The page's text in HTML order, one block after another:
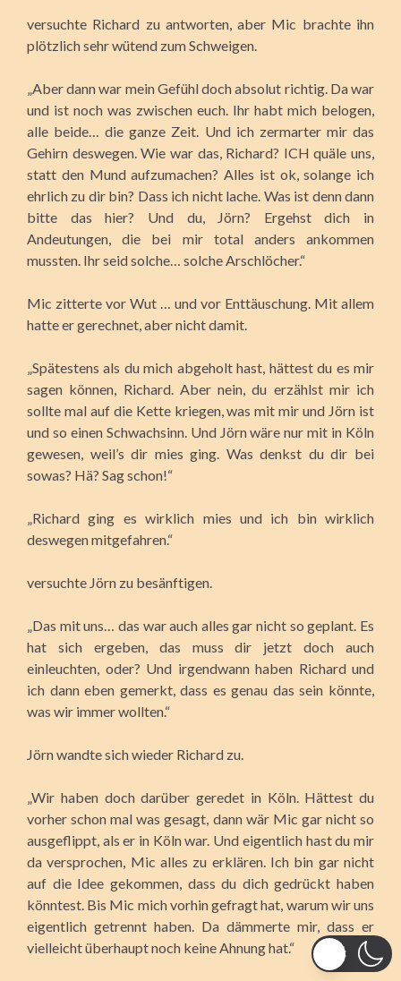
versuchte Richard zu antworten, aber Mic brachte ihn
plötzlich sehr wütend zum Schweigen.
„Aber dann war mein Gefühl doch absolut richtig. Da war
und ist noch was zwischen euch. Ihr habt mich belogen,
alle beide… die ganze Zeit. Und ich zermarter mir das
Gehirn deswegen. Wie war das, Richard? ICH quäle uns,
statt den Mund aufzumachen? Alles ist ok, solange ich
ehrlich zu dir bin? Dass ich nicht lache. Was ist denn dann
bitte das hier? Und du, Jörn? Ergehst dich in
Andeutungen, die bei mir total anders ankommen
mussten. Ihr seid solche… solche Arschlöcher.“
Mic zitterte vor Wut … und vor Enttäuschung. Mit allem
hatte er gerechnet, aber nicht damit.
„Spätestens als du mich abgeholt hast, hättest du es mir
sagen können, Richard. Aber nein, du erzählst mir ich
sollte mal auf die Kette kriegen, was mit mir und Jörn ist
und so einen Schwachsinn. Und Jörn wäre nur mit in Köln
gewesen, weil’s dir mies ging. Was denkst du dir bei
sowas? Hä? Sag schon!“
„Richard ging es wirklich mies und ich bin wirklich
deswegen mitgefahren.“
versuchte Jörn zu besänftigen.
„Das mit uns… das war auch alles gar nicht so geplant. Es
hat sich ergeben, das muss dir jetzt doch auch
einleuchten, oder? Und irgendwann haben Richard und
ich dann eben gemerkt, dass es genau das sein könnte,
was wir immer wollten.“
Jörn wandte sich wieder Richard zu.
„Wir haben doch darüber geredet in Köln. Hättest du
vorher schon mal was gesagt, dann wär Mic gar nicht so
ausgeflippt, als er in Köln war. Und eigentlich hast du mir
da versprochen, Mic alles zu erklären. Ich bin gar nicht
auf die Idee gekommen, dass du dich gedrückt haben
könntest. Bis Mic mich vorhin gefragt hat, warum wir uns
eigentlich getrennt haben. Da dämmerte mir, dass er
vielleicht überhaupt noch keine Ahnung hat.“